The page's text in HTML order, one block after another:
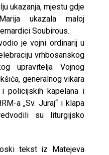
ukazanja, mjestu gdje
ukazala maloj
Soubirous.
je vojni ordinarij u
vrhbosanskog
upravitelja Vojnog
generalnog vikara
policijskih kapelana i
a „Sv. Juraj“ i klapa
su liturgijsko
tekst iz Matejeva